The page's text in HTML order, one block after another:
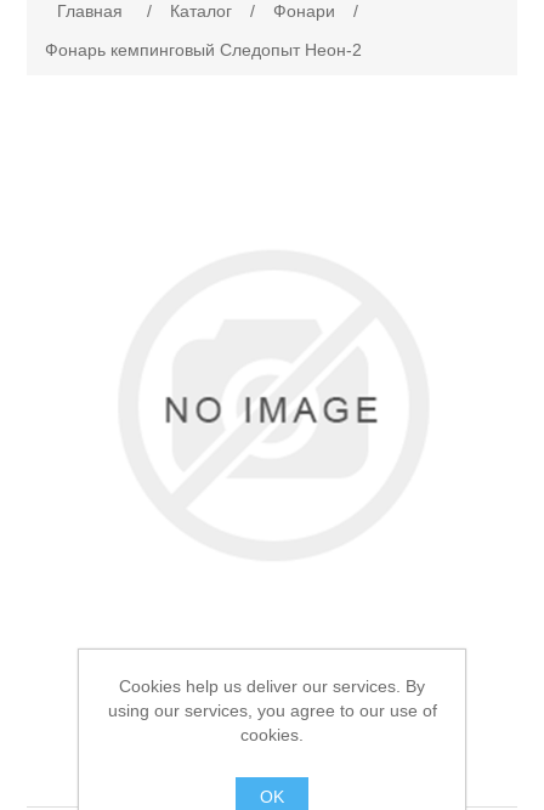
Каталог
Аксессуары для лодок
Главная / Каталог / Фонари
/
Фонарь кемпинговый Следопыт Неон-2
Фонарь кемпинговый
Следопыт Неон-2
Cookies help us deliver our services. By
using our services, you agree to our use of
cookies.
OK